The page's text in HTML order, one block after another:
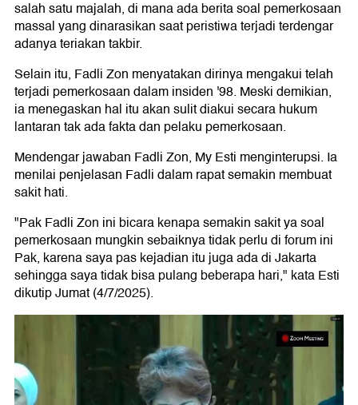
salah satu majalah, di mana ada berita soal pemerkosaan
massal yang dinarasikan saat peristiwa terjadi terdengar
adanya teriakan takbir.
Selain itu, Fadli Zon menyatakan dirinya mengakui telah
terjadi pemerkosaan dalam insiden '98. Meski demikian,
ia menegaskan hal itu akan sulit diakui secara hukum
lantaran tak ada fakta dan pelaku pemerkosaan.
Mendengar jawaban Fadli Zon, My Esti menginterupsi. Ia
menilai penjelasan Fadli dalam rapat semakin membuat
sakit hati.
"Pak Fadli Zon ini bicara kenapa semakin sakit ya soal
pemerkosaan mungkin sebaiknya tidak perlu di forum ini
Pak, karena saya pas kejadian itu juga ada di Jakarta
sehingga saya tidak bisa pulang beberapa hari," kata Esti
dikutip Jumat (4/7/2025).